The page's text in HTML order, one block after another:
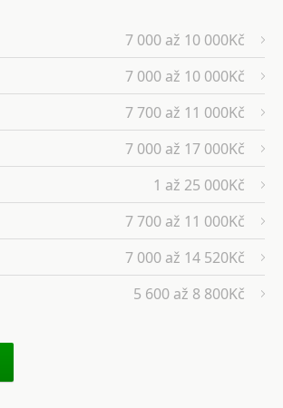
7 000 až 10 000Kč
7 000 až 10 000Kč
7 700 až 11 000Kč
7 000 až 17 000Kč
1 až 25 000Kč
7 700 až 11 000Kč
7 000 až 14 520Kč
5 600 až 8 800Kč